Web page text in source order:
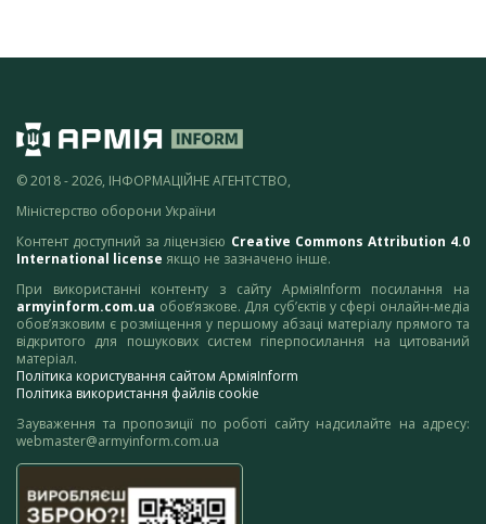
© 2018 - 2026, ІНФОРМАЦІЙНЕ АГЕНТСТВО,
Міністерство оборони України
Контент доступний за ліцензією Creative Commons Attribution 4.0
International license якщо не зазначено інше.
При використанні контенту з сайту АрміяInform посилання на
armyinform.com.ua обов’язкове. Для суб’єктів у сфері онлайн-медіа
обов’язковим є розміщення у першому абзаці матеріалу прямого та
відкритого для пошукових систем гіперпосилання на цитований
матеріал.
Політика користування сайтом АрміяInform
Політика використання файлів cookie
Зауваження та пропозиції по роботі сайту надсилайте на адресу:
webmaster@armyinform.com.ua